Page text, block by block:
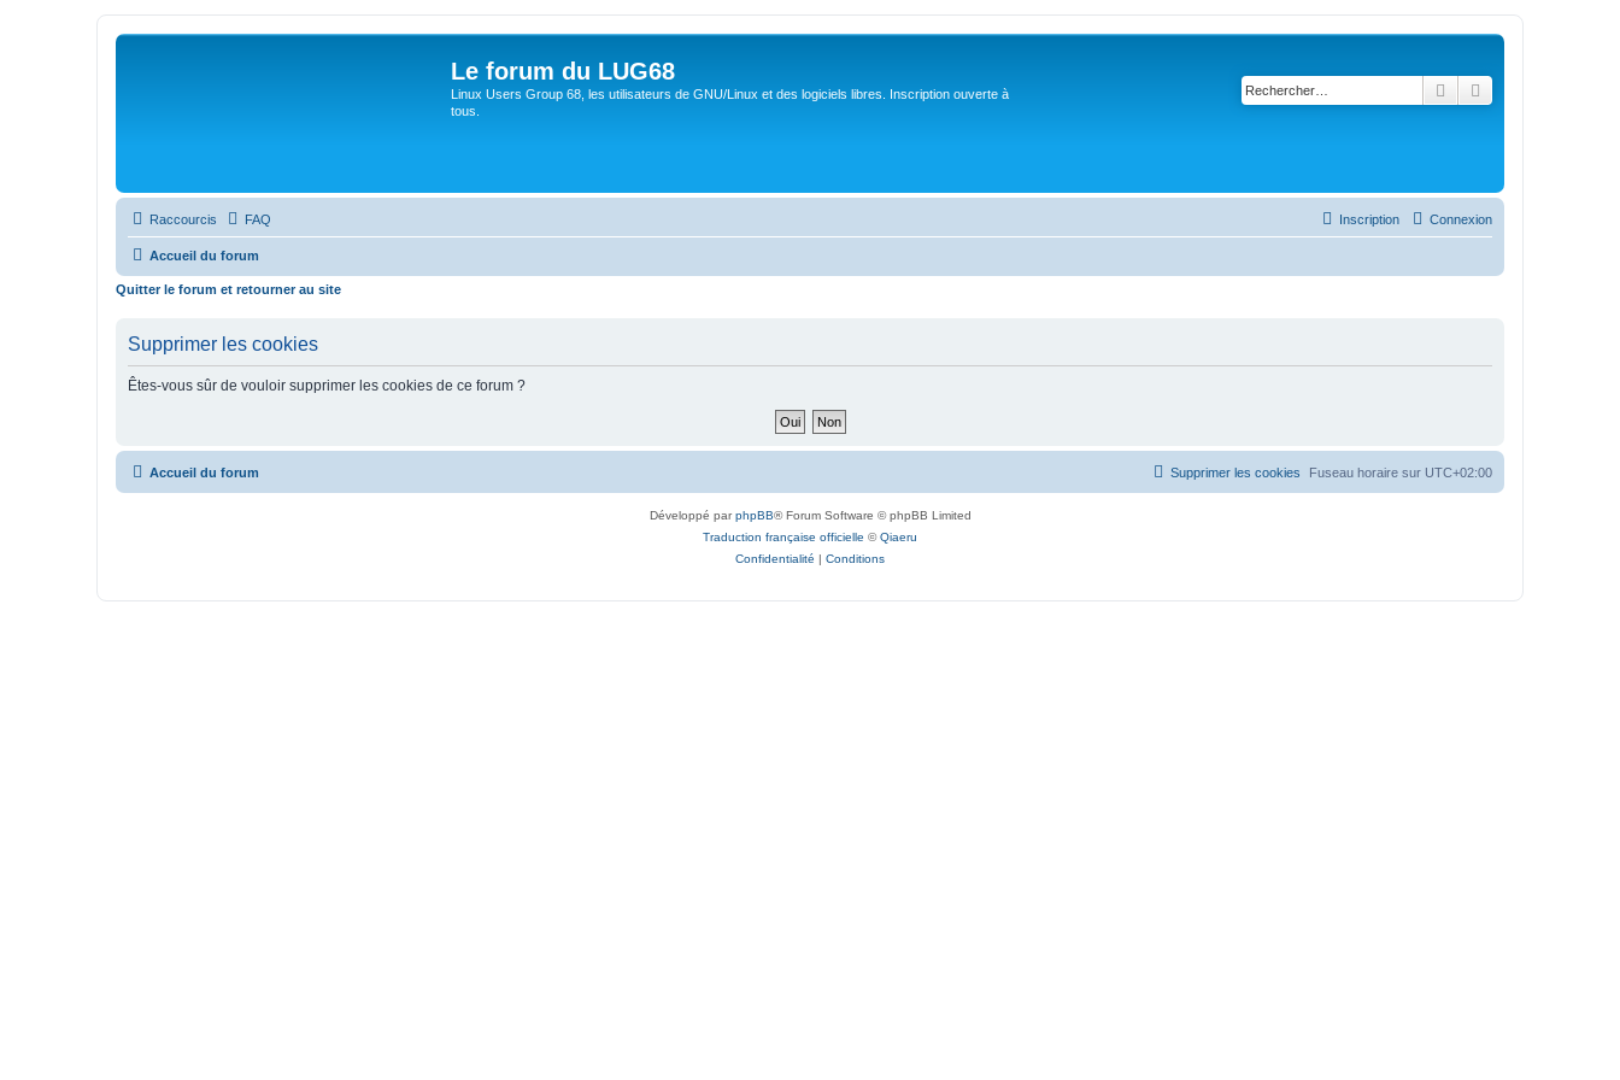
Le forum du LUG68
Linux Users Group 68, les utilisateurs de GNU/Linux et des logiciels libres. Inscription ouverte à
tous.
Rechercher
Raccourcis FAQ Connexion
Inscription
Accueil du forum
Quitter le forum et retourner au site
Supprimer les cookies
Êtes-vous sûr de vouloir supprimer les cookies de ce forum ?
Accueil du forum Fuseau horaire sur UTC+02:00
Supprimer les cookies
Développé parphpBB® Forum Software © phpBB Limited
Traduction française officielle ©Qiaeru
Confidentialité | Conditions